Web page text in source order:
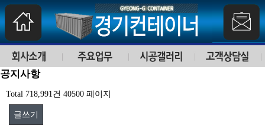
공지사항
Total 718,991건 40500 페이지
글쓰기